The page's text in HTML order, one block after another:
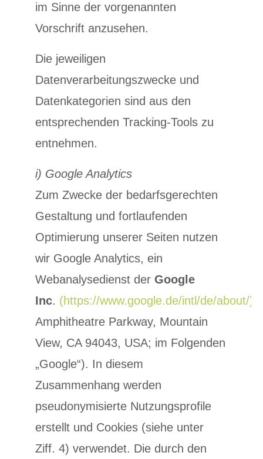
im Sinne der vorgenannten
Vorschrift anzusehen.
Die jeweiligen
Datenverarbeitungszwecke und
Datenkategorien sind aus den
entsprechenden Tracking-Tools zu
entnehmen.
i) Google Analytics
Zum Zwecke der bedarfsgerechten
Gestaltung und fortlaufenden
Optimierung unserer Seiten nutzen
wir Google Analytics, ein
Webanalysedienst der Google
Inc. (https://www.google.de/intl/de/about/)
Amphitheatre Parkway, Mountain
View, CA 94043, USA; im Folgenden
„Google“). In diesem
Zusammenhang werden
pseudonymisierte Nutzungsprofile
erstellt und Cookies (siehe unter
Ziff. 4) verwendet. Die durch den